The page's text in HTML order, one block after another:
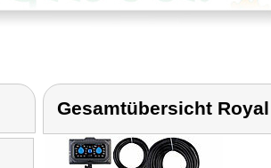
Gesamtübersicht